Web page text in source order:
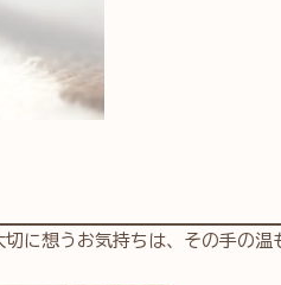
に想うお気持ちは、その手の